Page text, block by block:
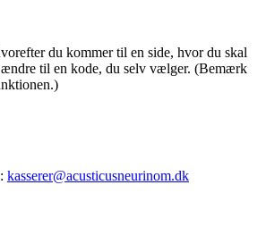
du kommer til en side, hvor du skal
ændre til en kode, du selv vælger. (Bemærk
kasserer@acusticusneurinom.dk